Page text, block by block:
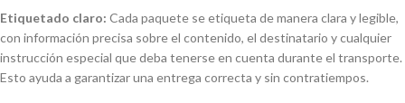
Etiquetado claro: Cada paquete se etiqueta de manera clara y legible,
con información precisa sobre el contenido, el destinatario y cualquier
instrucción especial que deba tenerse en cuenta durante el transporte.
Esto ayuda a garantizar una entrega correcta y sin contratiempos.